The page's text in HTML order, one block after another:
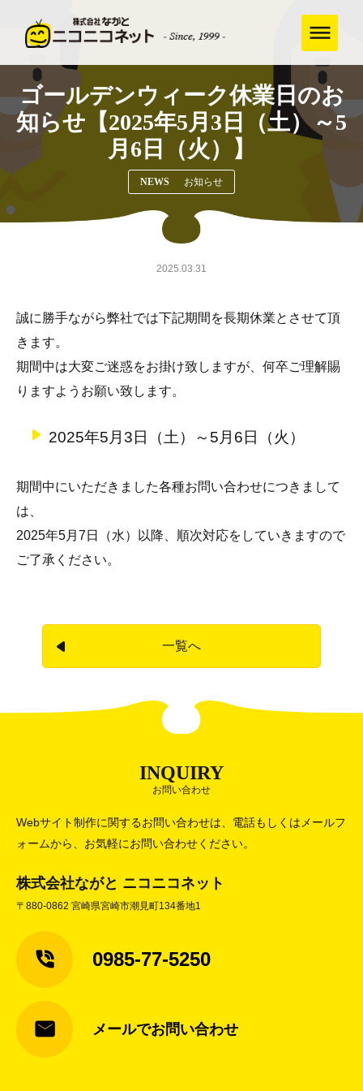
ゴールデンウィーク休業日のお
知らせ【2025年5月3日（土）～5
月6日（火）】
NEWS お知らせ
2025.03.31
誠に勝手ながら弊社では下記期間を長期休業とさせて頂
きます。
期間中は大変ご迷惑をお掛け致しますが、何卒ご理解賜
りますようお願い致します。
2025年5月3日（土）～5月6日（火）
期間中にいただきました各種お問い合わせにつきまして
は、
2025年5月7日（水）以降、順次対応をしていきますので
ご了承ください。
一覧へ
INQUIRY
お問い合わせ
Webサイト制作に関するお問い合わせは、電話もしくはメールフ
ォームから、お気軽にお問い合わせください。
株式会社ながと ニコニコネット
〒880-0862 宮崎県宮崎市潮見町134番地1
0985-77-5250
メールでお問い合わせ